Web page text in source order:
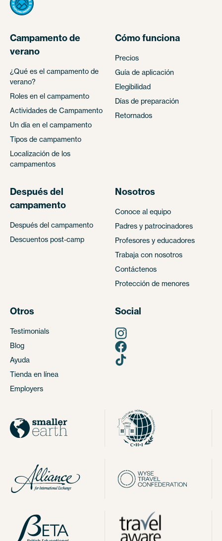
Campamento de
verano
¿Qué es el campamento de
verano?
Roles en el campamento
Actividades de Campamento
Un día en el campamento
Tipos de campamento
Localización de los
campamentos
Cómo funciona
Precios
Guía de aplicación
Elegibilidad
Días de preparación
Retornados
Después del
campamento
Después del campamento
Descuentos post-camp
Nosotros
Conoce al equipo
Padres y patrocinadores
Profesores y educadores
Trabaja con nosotros
Contáctenos
Protección de menores
Otros
Testimonials
Blog
Ayuda
Tienda en línea
Employers
Social